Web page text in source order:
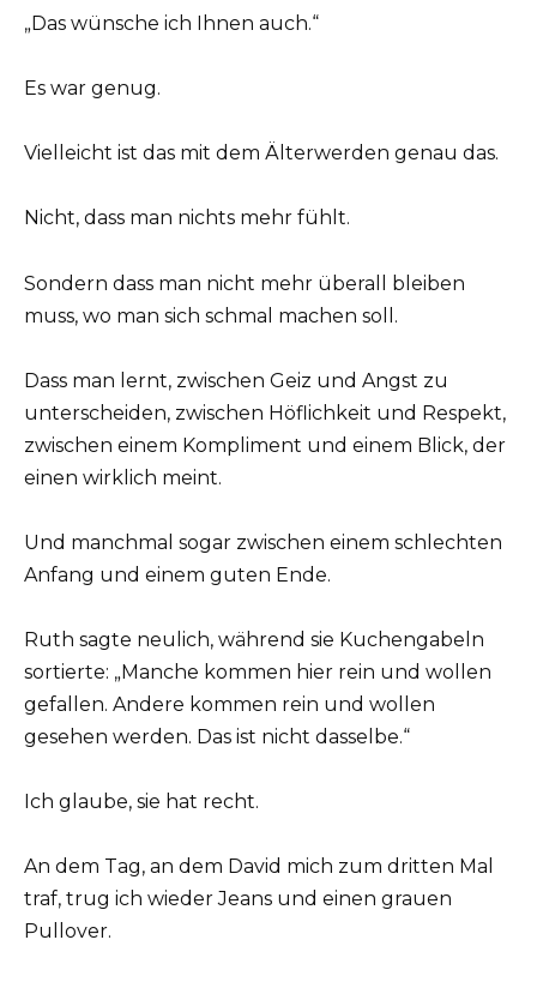
„Das wünsche ich Ihnen auch.“
Es war genug.
Vielleicht ist das mit dem Älterwerden genau das.
Nicht, dass man nichts mehr fühlt.
Sondern dass man nicht mehr überall bleiben
muss, wo man sich schmal machen soll.
Dass man lernt, zwischen Geiz und Angst zu
unterscheiden, zwischen Höflichkeit und Respekt,
zwischen einem Kompliment und einem Blick, der
einen wirklich meint.
Und manchmal sogar zwischen einem schlechten
Anfang und einem guten Ende.
Ruth sagte neulich, während sie Kuchengabeln
sortierte: „Manche kommen hier rein und wollen
gefallen. Andere kommen rein und wollen
gesehen werden. Das ist nicht dasselbe.“
Ich glaube, sie hat recht.
An dem Tag, an dem David mich zum dritten Mal
traf, trug ich wieder Jeans und einen grauen
Pullover.